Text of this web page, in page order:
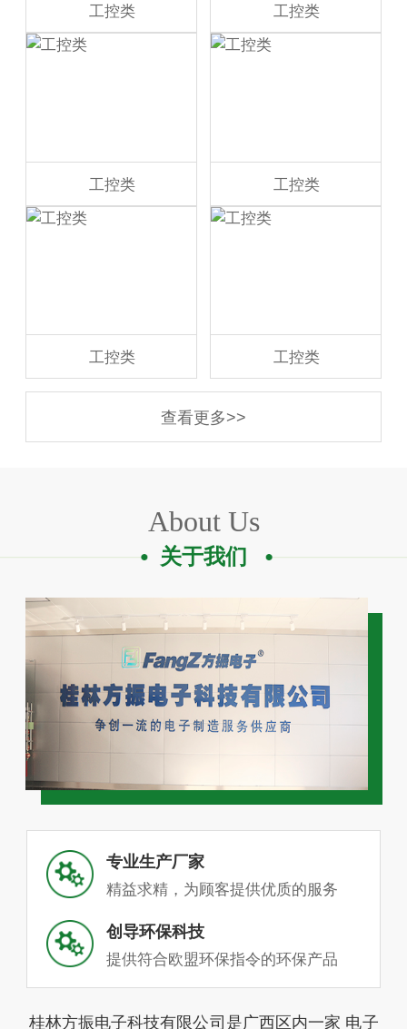
工控类 工控类
工控类 工控类
工控类 工控类
查看更多>>
About Us
关于我们
专业生产厂家
精益求精，为顾客提供优质的服务
创导环保科技
提供符合欧盟环保指令的环保产品
桂林方振电子科技有限公司是广西区内一家 电子